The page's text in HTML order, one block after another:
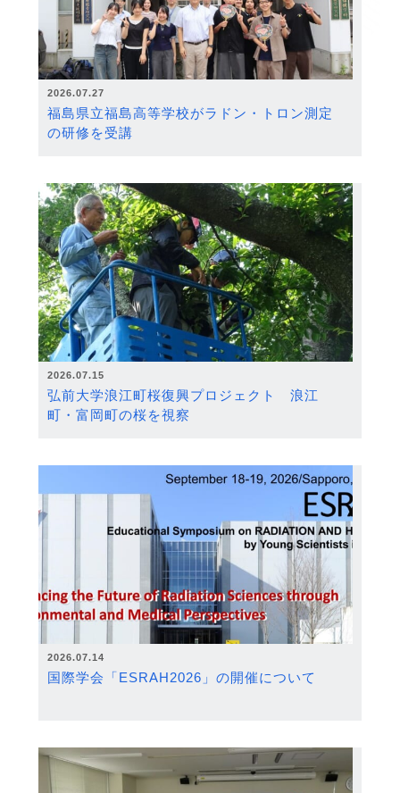
2026.07.27
福島県立福島高等学校がラドン・トロン測定
の研修を受講
2026.07.15
弘前大学浪江町桜復興プロジェクト 浪江
町・富岡町の桜を視察
2026.07.14
国際学会「ESRAH2026」の開催について